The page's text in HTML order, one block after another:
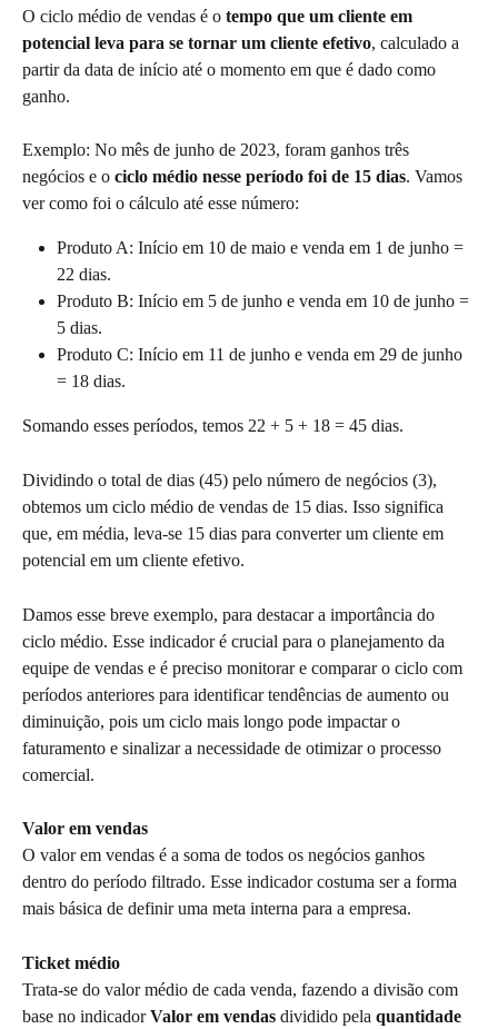
O ciclo médio de vendas é o tempo que um cliente em
potencial leva para se tornar um cliente efetivo, calculado a
partir da data de início até o momento em que é dado como
ganho.
Exemplo: No mês de junho de 2023, foram ganhos três
negócios e o ciclo médio nesse período foi de 15 dias. Vamos
ver como foi o cálculo até esse número:
Produto A: Início em 10 de maio e venda em 1 de junho =
22 dias.
Produto B: Início em 5 de junho e venda em 10 de junho =
5 dias.
Produto C: Início em 11 de junho e venda em 29 de junho
= 18 dias.
Somando esses períodos, temos 22 + 5 + 18 = 45 dias.
Dividindo o total de dias (45) pelo número de negócios (3),
obtemos um ciclo médio de vendas de 15 dias. Isso significa
que, em média, leva-se 15 dias para converter um cliente em
potencial em um cliente efetivo.
Damos esse breve exemplo, para destacar a importância do
ciclo médio. Esse indicador é crucial para o planejamento da
equipe de vendas e é preciso monitorar e comparar o ciclo com
períodos anteriores para identificar tendências de aumento ou
diminuição, pois um ciclo mais longo pode impactar o
faturamento e sinalizar a necessidade de otimizar o processo
comercial.
Valor em vendas
O valor em vendas é a soma de todos os negócios ganhos
dentro do período filtrado. Esse indicador costuma ser a forma
mais básica de definir uma meta interna para a empresa.
Ticket médio
Trata-se do valor médio de cada venda, fazendo a divisão com
base no indicador Valor em vendas dividido pela quantidade